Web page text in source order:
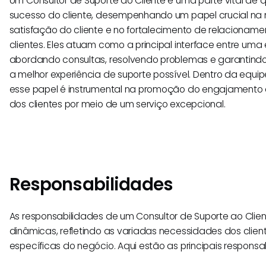
sucesso do cliente, desempenhando um papel crucial
satisfação do cliente e no fortalecimento de
clientes. Eles atuam como a principal interface entre uma
abordando consultas, resolvendo problemas e
a melhor experiência de suporte possível. Dentro da
esse papel é instrumental na promoção do
dos clientes por meio de um serviço excepcional.
Responsabilidades
As responsabilidades de um Consultor de Suporte ao
dinâmicas, refletindo as variadas necessidades dos
específicas do negócio. Aqui estão as principais